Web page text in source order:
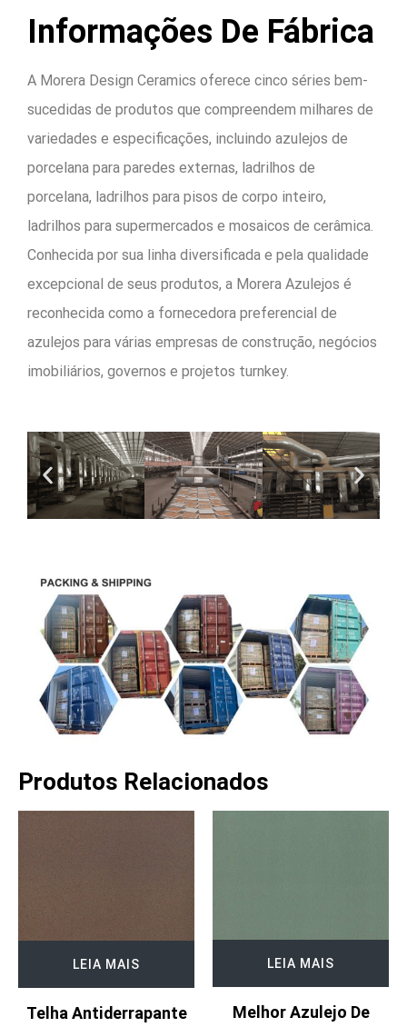
Informações De Fábrica
A Morera Design Ceramics oferece cinco séries bem-
sucedidas de produtos que compreendem milhares de
variedades e especificações, incluindo azulejos de
porcelana para paredes externas, ladrilhos de
porcelana, ladrilhos para pisos de corpo inteiro,
ladrilhos para supermercados e mosaicos de cerâmica.
Conhecida por sua linha diversificada e pela qualidade
excepcional de seus produtos, a Morera Azulejos é
reconhecida como a fornecedora preferencial de
azulejos para várias empresas de construção, negócios
imobiliários, governos e projetos turnkey.
Produtos Relacionados
LEIA MAIS
Telha Antiderrapante
LEIA MAIS
Melhor Azulejo De